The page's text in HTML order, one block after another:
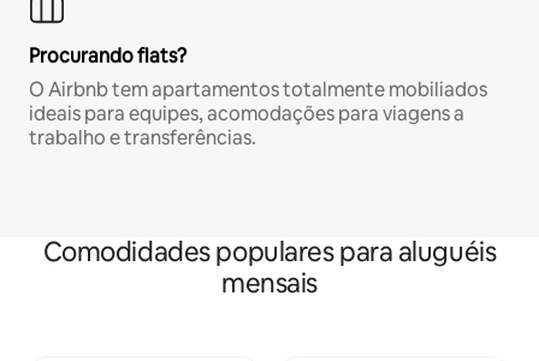
Procurando flats?
O Airbnb tem apartamentos totalmente mobiliados
ideais para equipes, acomodações para viagens a
trabalho e transferências.
Comodidades populares para aluguéis
mensais